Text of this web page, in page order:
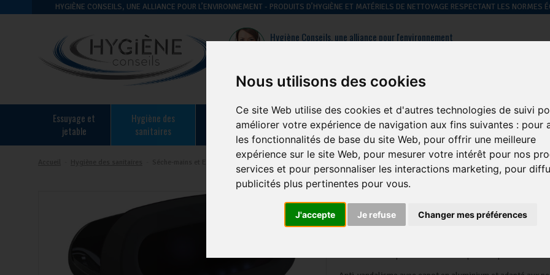
Nous utilisons des cookies
Ce site Web utilise des cookies et d'autres technologies de suivi
améliorer votre expérience de navigation aux fins suivantes : pour
les fonctionnalités de base du site Web, pour offrir une meilleure
expérience sur le site Web, pour mesurer votre intérêt pour nos
services et pour personnaliser les interactions marketing, pour
publicités plus pertinentes pour vous.
J'accepte Je refuse Changer mes préférences
HYGIÈNE CONSEILS, UNE ALLIANCE POUR L’ENVIRONNEMENT - PRODUITS D’HYGIÈNE ET MATÉRIELS DE NETTOYAGE RESPECTANT LES NORMES
Hygiène Conseils, une alliance pour l'environnement
essuyage et
jetable
hygiène des
sanitaires
restauration
hygiène des
sols
hygiène du
linge
hygiène
générale
gestion des
déchets
Seche Mains Jvd Expair
Fabrication Francaise